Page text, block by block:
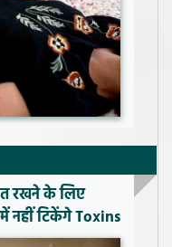
रखने के लिए
नहीं टिकेंगे Toxins